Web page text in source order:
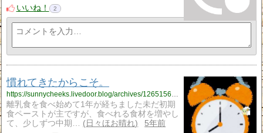
いいね！
2
慣れてきたからこそ。
https://sunnycheeks.livedoor.blog/archives/12651569.html
離乳食を食べ始めて1年が経ちました未だ初期
食ペーストが主ですが、食べれる食材を増やし
て、少しずつ中期…
日々ほお晴れ
5年前